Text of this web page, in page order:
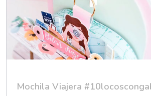
Mochila Viajera